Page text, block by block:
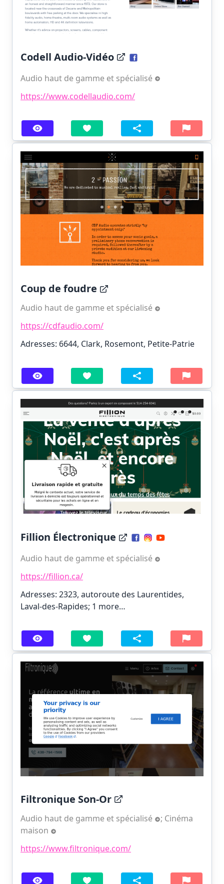
Codell Audio-Vidéo
Audio haut de gamme et spécialisé
https://www.codellaudio.com/
Coup de foudre
Audio haut de gamme et spécialisé
https://cdfaudio.com/
Adresses: 6644, Clark, Rosemont, Petite-Patrie
Fillion Électronique
Audio haut de gamme et spécialisé
https://fillion.ca/
Adresses: 2323, autoroute des Laurentides,
Laval-des-Rapides; 1 more…
Filtronique Son-Or
Audio haut de gamme et spécialisé ; Cinéma
maison
https://www.filtronique.com/